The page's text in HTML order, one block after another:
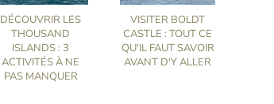
DÉCOUVRIR LES
THOUSAND
ISLANDS : 3
ACTIVITÉS À NE
PAS MANQUER
VISITER BOLDT
CASTLE : TOUT CE
QU'IL FAUT SAVOIR
AVANT D'Y ALLER